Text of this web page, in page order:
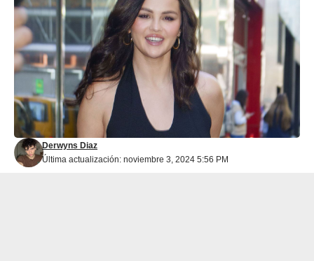
Última actualización: noviembre 3, 2024 5:56 PM
Derwyns Diaz